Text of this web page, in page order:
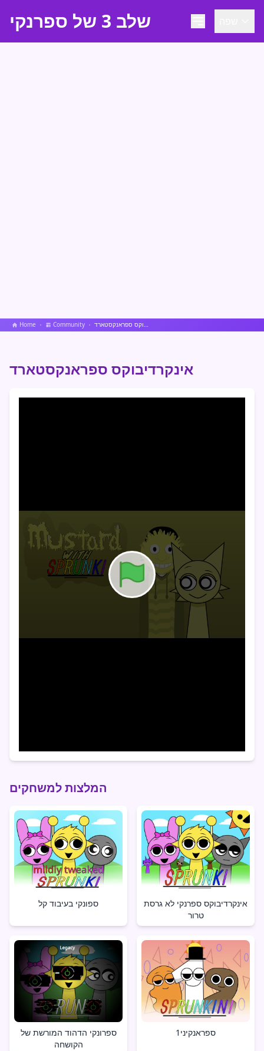
שלב 3 של ספרנקי
Home Community אינקרדיבוקס ספראנקסטארד
אינקרדיבוקס ספראנקסטארד
המלצות למשחקים
ספונקי בעיבוד קל
אינקרדיבוקס ספרנקי לא גרסת
טרור
ספרונקי הדהוד המורשת של
הקושחה
ספראנקיני1